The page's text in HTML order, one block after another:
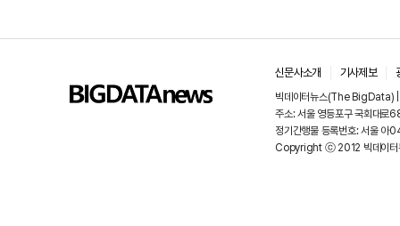
신문사소개 기사제보
빅데이터뉴스(The BigData) |
주소: 서울 영등포구 국회
정기간행물 등록번호: 서울
Copyright ⓒ 2012 빅데이